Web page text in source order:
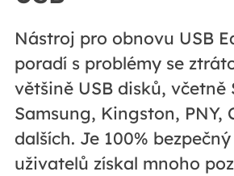
Nástroj pro obnovu USB
poradí s problémy se
většině USB disků, včetně
Samsung, Kingston, PNY,
dalších. Je 100%
uživatelů získal mnoho